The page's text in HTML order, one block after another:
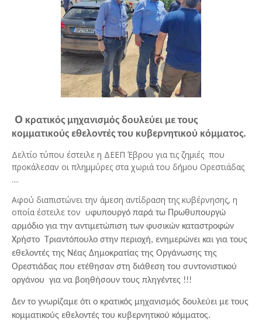
Ο κρατικός μηχανισμός δουλεύει με τους
κομματικούς εθελοντές του κυβερνητικού κόμματος.
Δελτίο τύπου έστειλε η ΔΕΕΠ Έβρου για τις ζημιές που
προκάλεσαν οι πλημμύρες στα χωριά του δήμου Ορεστιάδας
....
Αφού διαπιστώνει την άμεση αντίδραση της κυβέρνησης, η
οποία έστειλε τον υφυπουργό παρά τω Πρωθυπουργώ
αρμόδιο για την αντιμετώπιση των φυσικών καταστροφών
Χρήστο  Τριαντόπουλο στην περιοχή, ενημερώνει και για τους
εθελοντές της Νέας Δημοκρατίας της Οργάνωσης της
Ορεστιάδας που ετέθησαν στη διάθεση του συντονιστικού
οργάνου  για να βοηθήσουν τους πληγέντες !!!
Δεν το γνωρίζαμε ότι ο κρατικός μηχανισμός δουλεύει με τους
κομματικούς εθελοντές του κυβερνητικού κόμματος.